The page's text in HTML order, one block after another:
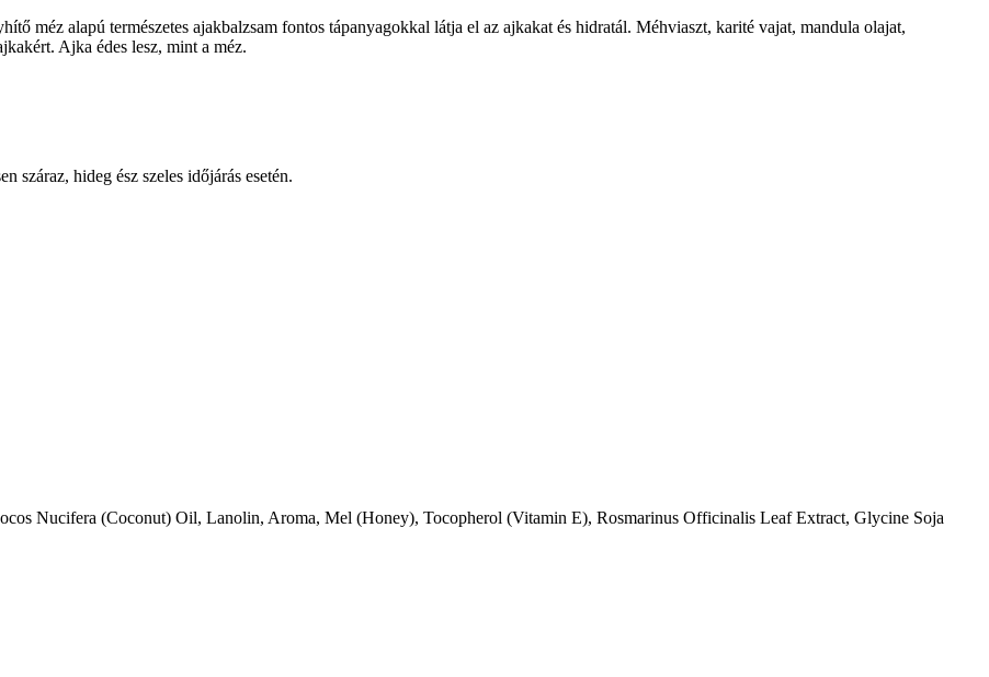
méz alapú természetes ajakbalzsam fontos tápanyagokkal látja el az ajkakat és hidratál. Méhviaszt, karité vajat, mandula olajat,
Ajka édes lesz, mint a méz.
száraz, hideg ész szeles időjárás esetén.
Nucifera (Coconut) Oil, Lanolin, Aroma, Mel (Honey), Tocopherol (Vitamin E), Rosmarinus Officinalis Leaf Extract, Glycine Soja